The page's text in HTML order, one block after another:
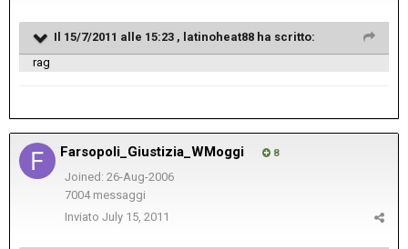
Il 15/7/2011 alle 15:23 , latinoheat88 ha scritto:
rag
Farsopoli_Giustizia_WMoggi 8
Joined: 26-Aug-2006
7004 messaggi
Inviato July 15, 2011